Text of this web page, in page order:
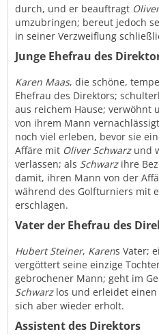
durch, und er beauftragt
umzubringen; bereut jedoch
in seiner Verzweiflung
Junge Ehefrau des
Karen Maas, die schöne,
Ehefrau des Direktors;
aus reichem Hause; verwöhnt
von ihrem Mann
noch viel erleben, bevor sie
Affäre mit Oliver Schwarzund
verlassen; als Schwarzihre
damit, ihren Mann von der
während des Golfturniers mit
erschlagen.
Vater der Ehefrau des
Hubert Steiner, Karens Vater;
vergöttert seine einzige
gebrochener Mann; geht im
Schwarzlos und erleidet einen
sich aber wieder erholt.
Assistent des Direktors